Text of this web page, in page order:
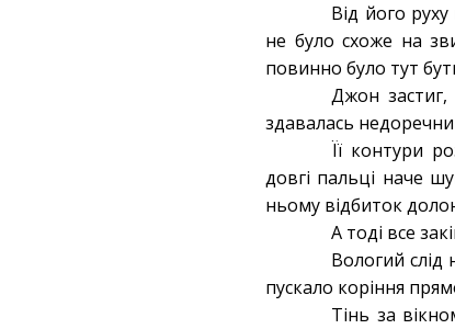
Від його
не було схоже на
повинно було тут
Джон
здавалась
Її контури
довгі пальці наче
ньому відбиток
А тоді все
Вологий слід
пускало коріння
Тінь за